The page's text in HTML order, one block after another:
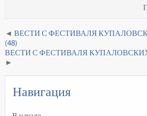
ВЕСТИ С ФЕСТИВАЛЯ
(48)
ВЕСТИ С ФЕСТИВАЛЯ
Навигация